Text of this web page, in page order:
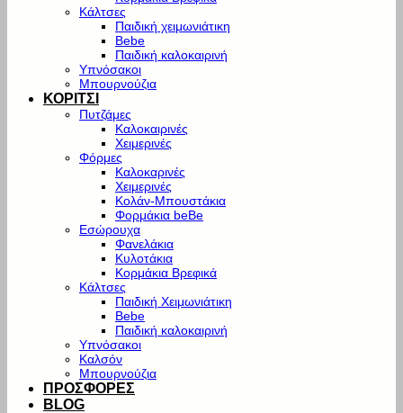
Κάλτσες
Παιδική χειμωνιάτικη
Bebe
Παιδική καλοκαιρινή
Υπνόσακοι
Μπουρνούζια
ΚΟΡΙΤΣΙ
Πυτζάμες
Καλοκαιρινές
Χειμερινές
Φόρμες
Καλοκαρινές
Χειμερινές
Κολάν-Μπουστάκια
Φορμάκια beBe
Εσώρουχα
Φανελάκια
Κυλοτάκια
Κορμάκια Βρεφικά
Κάλτσες
Παιδική Χειμωνιάτικη
Bebe
Παιδική καλοκαιρινή
Υπνόσακοι
Καλσόν
Μπουρνούζια
ΠΡΟΣΦΟΡΕΣ
BLOG